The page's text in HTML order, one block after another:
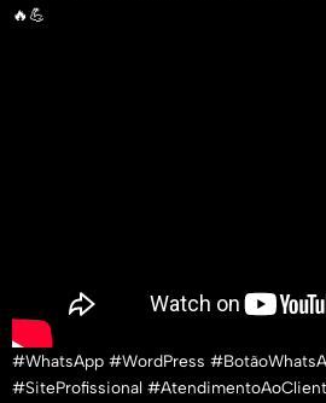
🔥💪
#WhatsApp #WordPress
#SiteProfissional